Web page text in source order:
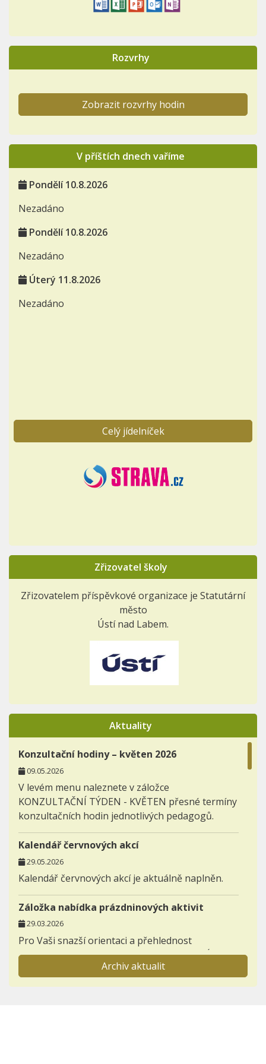
Rozvrhy
Zobrazit rozvrhy hodin
V příštích dnech vaříme
Pondělí 10.8.2026
Nezadáno
Pondělí 10.8.2026
Nezadáno
Úterý 11.8.2026
Nezadáno
Celý jídelníček
Zřizovatel školy
Zřizovatelem příspěvkové organizace je Statutární
město
Ústí nad Labem.
Aktuality
Konzultační hodiny – květen 2026
09.05.2026
V levém menu naleznete v záložce
KONZULTAČNÍ TÝDEN - KVĚTEN přesné termíny
konzultačních hodin jednotlivých pedagogů.
Kalendář červnových akcí
29.05.2026
Kalendář červnových akcí je aktuálně naplněn.
Záložka nabídka prázdninových aktivit
29.03.2026
Pro Vaši snazší orientaci a přehlednost
zakládáme novou záložku AKTIVITY - NABÍDKA
PRÁZDNINOVÝCH AKTIVIT.
Archiv aktualit